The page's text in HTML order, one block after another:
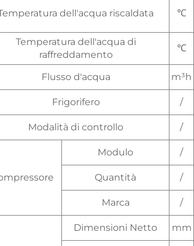
dell'acqua riscaldata ℃
Temperatura dell'acqua di
raffreddamento
℃
Flusso d'acqua m³h
Frigorifero /
Modalità di controllo /
Modulo /
Quantità /
Marca /
Dimensioni Netto mm